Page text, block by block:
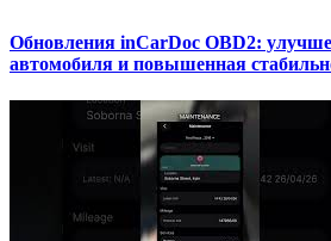
Обновления inCarDoc OBD2:
автомобиля и повышенная